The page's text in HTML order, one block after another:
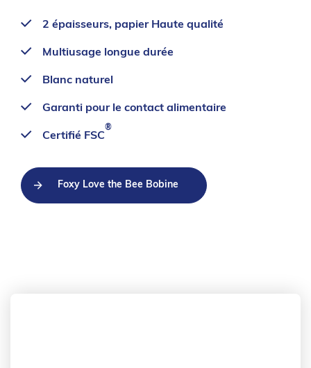
2 épaisseurs, papier Haute qualité
Multiusage longue durée
Blanc naturel
Garanti pour le contact alimentaire
Certifié FSC
®
Foxy Love the Bee Bobine